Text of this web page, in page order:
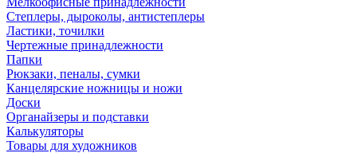
Степлеры, дыроколы, антистеплеры
Ластики, точилки
Чертежные принадлежности
Папки
Рюкзаки, пеналы, сумки
Канцелярские ножницы и ножи
Доски
Органайзеры и подставки
Калькуляторы
Товары для художников